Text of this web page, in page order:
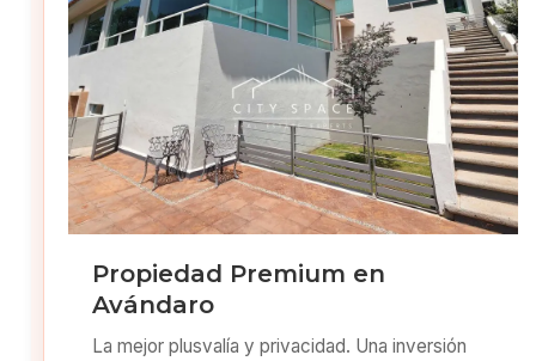
Propiedad Premium en
Avándaro
La mejor plusvalía y privacidad. Una inversión